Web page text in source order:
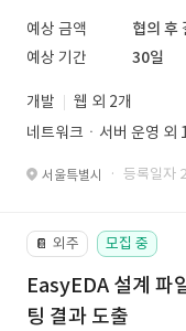
예상 금액
협의 후
예상 기간
30일
개발
웹 외 2개
네트워크ㆍ서버 운영 외
서울특별시 · 등록일자
📔 외주 모집 중
EasyEDA 설계 파
팅 결과 도출